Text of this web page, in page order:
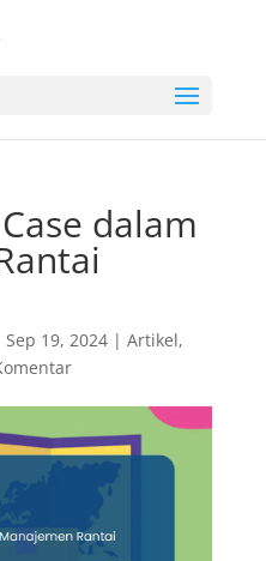
dalam
Sep 19, 2024| Artikel,